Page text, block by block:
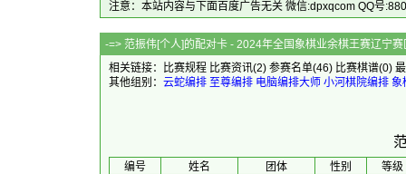
注意：本站内容与下面百度广告无关 微信:dpxqcom QQ号
-=> 范振伟[个人]的配对卡 - 2024年全国象棋业余棋
相关链接：
比赛规程 比赛资讯(2) 参赛名单(46) 比赛棋谱(0)
其他组别： 云蛇编排 至尊编排 电脑编排大师 小河棋院编排 象
编号 姓名 团体 性别
等级